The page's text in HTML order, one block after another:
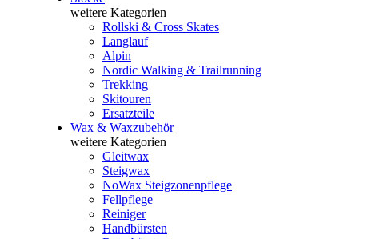
weitere Kategorien
Rollski & Cross Skates
Langlauf
Alpin
Nordic Walking & Trailrunning
Trekking
Skitouren
Ersatzteile
Wax & Waxzubehör
weitere Kategorien
Gleitwax
Steigwax
NoWax Steigzonenpflege
Fellpflege
Reiniger
Handbürsten